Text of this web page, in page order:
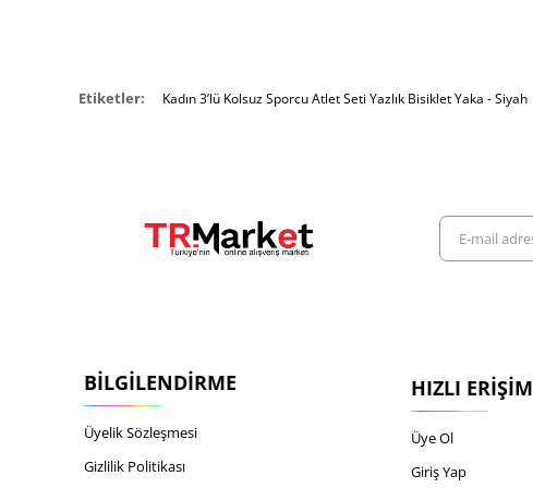
Etiketler:
Kadın 3’lü Kolsuz Sporcu Atlet Seti Yazlık Bisiklet Yaka - Siyah
E-
mail
adresiniz...
BILGILENDIRME
Üyelik Sözleşmesi
Gizlilik Politikası
HIZLI ERIŞIM
Üye Ol
Giriş Yap